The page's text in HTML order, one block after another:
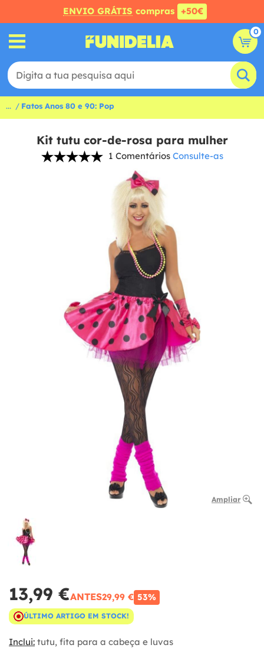
ENVIO GRÁTIS compras +50€
0
... Fatos Anos 80 e 90: Pop
Kit tutu cor-de-rosa para mulher
1 Comentários Consulte-as
Ampliar
13,99 €ANTES29,99 € 53%
ÚLTIMO ARTIGO EM STOCK!
Inclui: tutu, fita para a cabeça e luvas